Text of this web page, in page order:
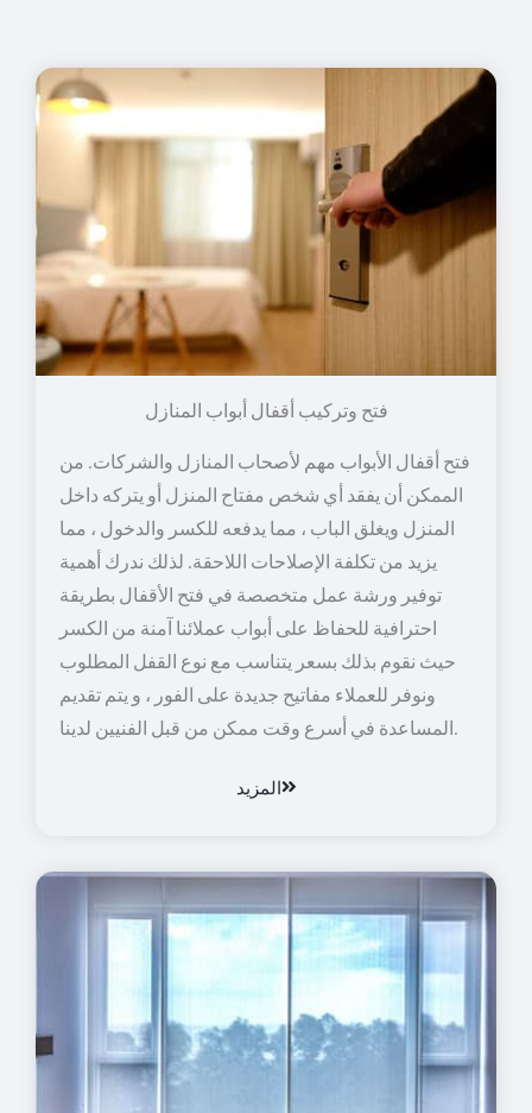
فتح وتركيب أقفال أبواب المنازل
فتح أقفال الأبواب مهم لأصحاب المنازل والشركات. من
الممكن أن يفقد أي شخص مفتاح المنزل أو يتركه داخل
المنزل ويغلق الباب ، مما يدفعه للكسر والدخول ، مما
يزيد من تكلفة الإصلاحات اللاحقة. لذلك ندرك أهمية
توفير ورشة عمل متخصصة في فتح الأقفال بطريقة
احترافية للحفاظ على أبواب عملائنا آمنة من الكسر
حيث نقوم بذلك بسعر يتناسب مع نوع القفل المطلوب
ونوفر للعملاء مفاتيح جديدة على الفور ، و يتم تقديم
المساعدة في أسرع وقت ممكن من قبل الفنيين لدينا.
المزيد